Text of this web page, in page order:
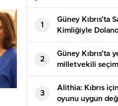
1
Güney Kıbrıs’ta
Kimliğiyle
2
Güney Kıbrıs’ta
milletvekili
yapılacak
3
Alithia: Kıbrıs
oyunu uygun